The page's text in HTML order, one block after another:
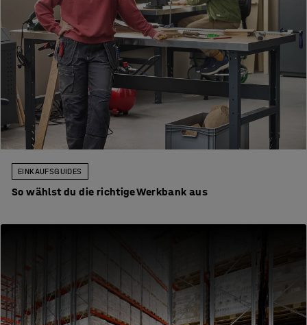
EINKAUFSGUIDES
So wählst du die richtige Werkbank aus